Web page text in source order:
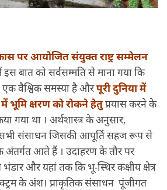
पर आयोजित संयुक्त राष्ट्र सम्मेलन
बात को सर्वसम्मति से माना गया कि
एक वैश्विक समस्या है औरपूरी दुनिया में
भूमि क्षरण को रोकने हेतुप्रयास करने के
गया था । अर्थशास्त्र के अनुसार,
सभी संसाधन जिसकी आपूर्ति सहज रूप से
आते हैं । उदाहरण के तौर पर
और यहां तक कि भू-स्थिर कक्षीय क्षेत्र
के अंश। प्राकृतिक संसाधन पूंजीगत